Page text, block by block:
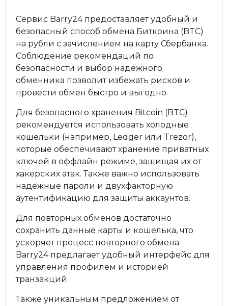
Сервис Barry24 предоставляет удобный и
безопасный способ обмена Биткоина (BTC)
на рубли с зачислением на карту Сбербанка.
Соблюдение рекомендаций по
безопасности и выбор надежного
обменника позволит избежать рисков и
провести обмен быстро и выгодно.
Для безопасного хранения Bitcoin (BTC)
рекомендуется использовать холодные
кошельки (например, Ledger или Trezor),
которые обеспечивают хранение приватных
ключей в оффлайн режиме, защищая их от
хакерских атак. Также важно использовать
надежные пароли и двухфакторную
аутентификацию для защиты аккаунтов.
Для повторных обменов достаточно
сохранить данные карты и кошелька, что
ускоряет процесс повторного обмена.
Barry24 предлагает удобный интерфейс для
управления профилем и историей
транзакций.
Также уникальным предложением от